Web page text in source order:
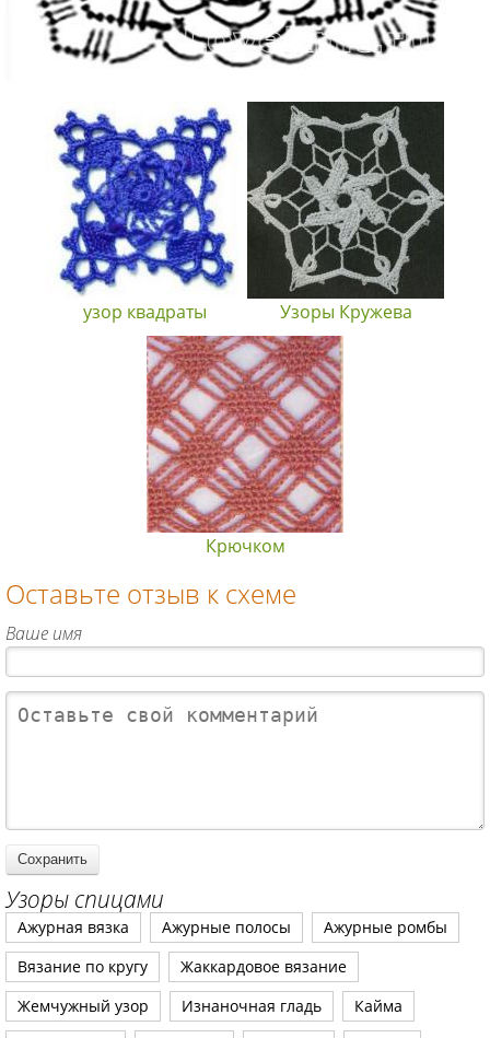
узор квадраты Узоры Кружева
Крючком
Оставьте отзыв к схеме
Ваше имя
Узоры спицами
Ажурная вязка Ажурные полосы
Ажурные ромбы
Вязание по кругу
Жаккардовое вязание
Жемчужный узор
Изнаночная гладь
Кайма